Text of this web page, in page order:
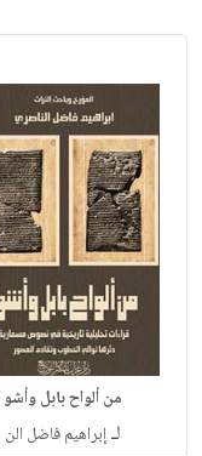
من ألواح بابل وأشو
لـإبراهيم فاضل الن